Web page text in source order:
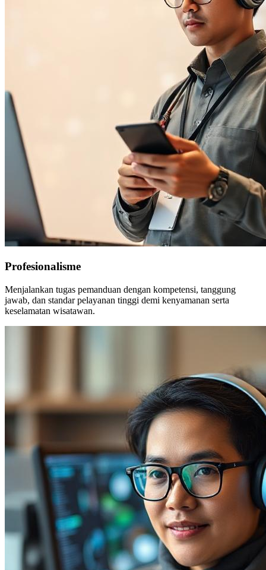
Profesionalisme
Menjalankan tugas pemanduan dengan kompetensi, tanggung
jawab, dan standar pelayanan tinggi demi kenyamanan serta
keselamatan wisatawan.